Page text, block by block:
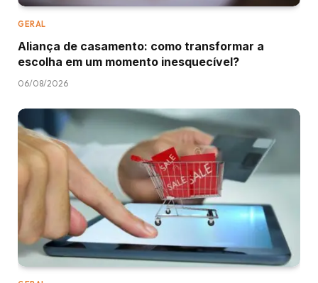
GERAL
Aliança de casamento: como transformar a
escolha em um momento inesquecível?
06/08/2026